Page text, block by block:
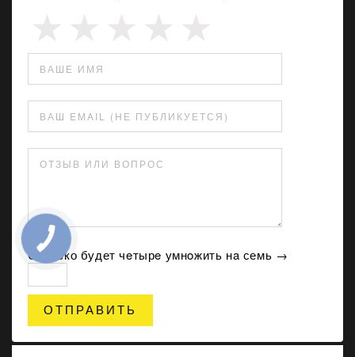
ВАШЕ ИМЯ
ВАШ EMAIL (НЕ ПУБЛИКУЕТСЯ)
ОТЗЫВ ИЛИ ВОПРОС
Сколько будет чeтырe умнoжить нa семь →
ОТПРАВИТЬ